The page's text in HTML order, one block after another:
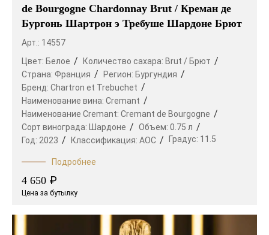
de Bourgogne Chardonnay Brut / Креман де
Бургонь Шартрон э Требуше Шардоне Брют
Арт.: 14557
Цвет: Белое Количество сахара: Brut / Брют
Страна: Франция Регион: Бургундия
Бренд: Chartron et Trebuchet
Наименование вина: Cremant
Наименование Cremant: Cremant de Bourgogne
Сорт винограда:
Шардоне Объем: 0.75 л
Год: 2023 Классификация: AOC Градус: 11.5
Подробнее
4 650 ₽
Цена за бутылку